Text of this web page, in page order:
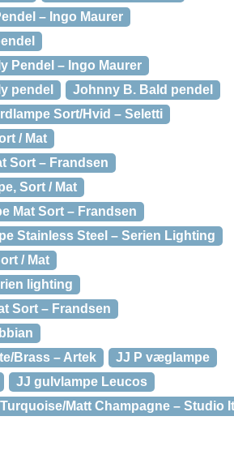
– Ingo Maurer
Pendel – Ingo Maurer
pendel
Johnny B. Bald pendel
Sort/Hvid – Seletti
/ Mat
Sort – Frandsen
Sort / Mat
Mat Sort – Frandsen
Stainless Steel – Serien Lighting
/ Mat
lighting
Sort – Frandsen
Brass – Artek
JJ P væglampe
JJ gulvlampe Leucos
Matt Champagne – Studio